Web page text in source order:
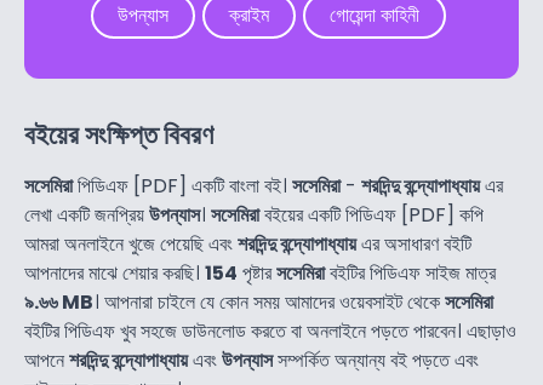
উপন্যাস ক্রাইম গোয়েন্দা কাহিনী
বইয়ের সংক্ষিপ্ত বিবরণ
সসেমিরাপিডিএফ [PDF] একটি বাংলা বই। সসেমিরা- শরদিন্দু বন্দ্যোপাধ্যায়এর
লেখা একটি জনপ্রিয়উপন্যাস। সসেমিরাবইয়ের একটি পিডিএফ [PDF] কপি
আমরা অনলাইনে খুজে পেয়েছি এবংশরদিন্দু বন্দ্যোপাধ্যায়এর অসাধারণ বইটি
আপনাদের মাঝে শেয়ার করছি। 154 পৃষ্টারসসেমিরাবইটির পিডিএফ সাইজ মাত্র
৯.৬৬ MB। আপনারা চাইলে যে কোন সময় আমাদের ওয়েবসাইট থেকেসসেমিরা
বইটির পিডিএফ খুব সহজে ডাউনলোড করতে বা অনলাইনে পড়তে পারবেন। এছাড়াও
আপনেশরদিন্দু বন্দ্যোপাধ্যায়এবংউপন্যাসসম্পর্কিত অন্যান্য বই পড়তে এবং